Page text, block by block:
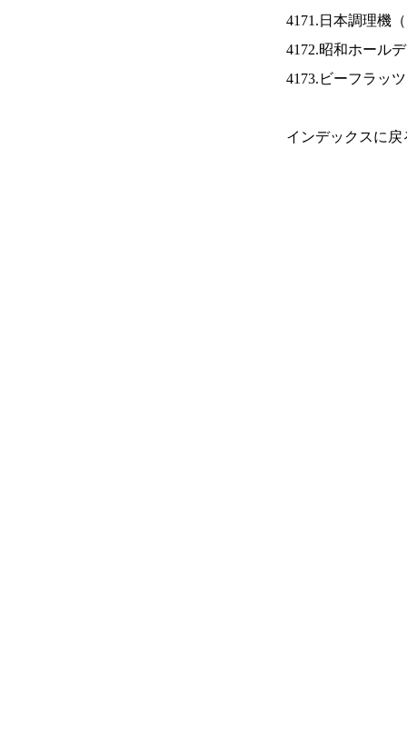
4171.日本調理機（
4172.昭和ホール
4173.ビーフラッ
インデックスに戻